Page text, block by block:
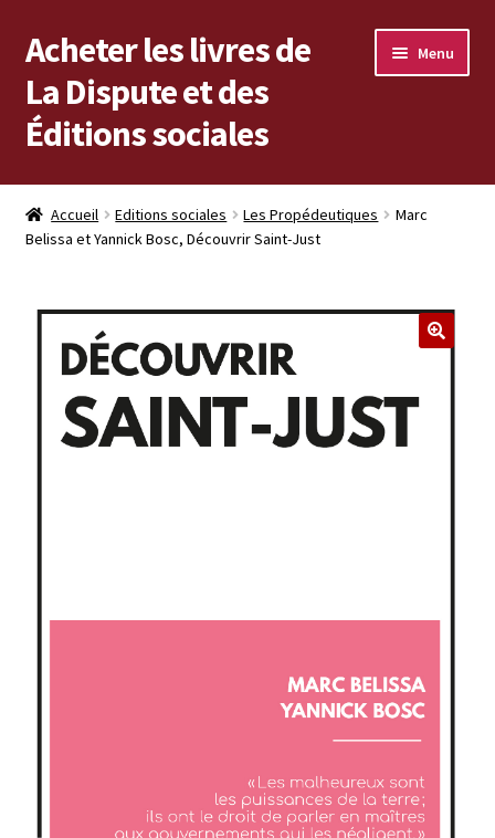
Aller
à
la
navigation
Aller
au
contenu
Acheter les livres de
La Dispute et des
Éditions sociales
Menu
Les livres en vente
Mon compte
Vers les Éditions sociales
Vers La Dispute
Accueil Editions sociales Les Propédeutiques
Marc
Belissa et Yannick Bosc, Découvrir Saint-Just